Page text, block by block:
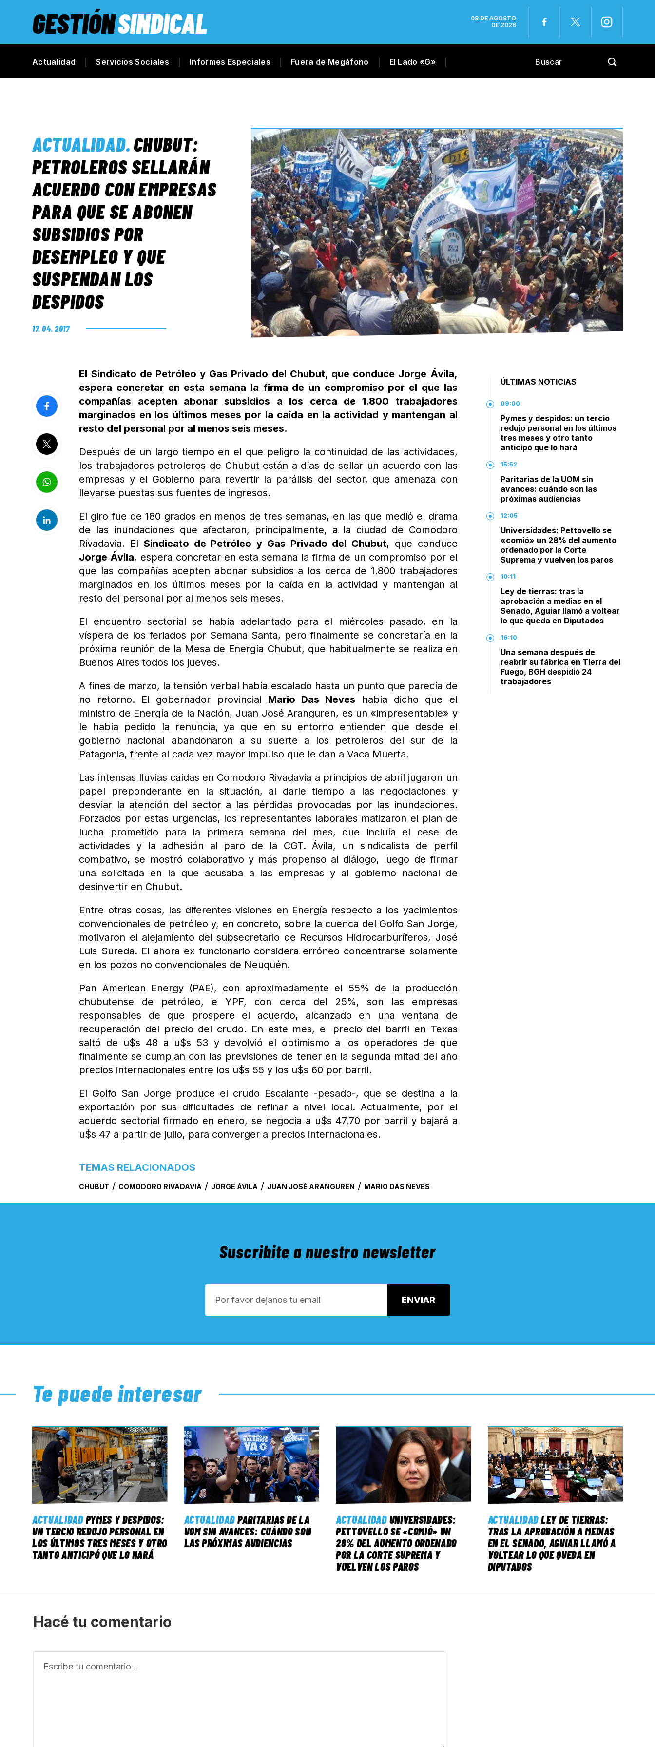
GESTIÓNSINDICAL
08 DE AGOSTO
DE 2026
Actualidad Servicios Sociales Informes Especiales Fuera de Megáfono El Lado «G»
ACTUALIDAD.CHUBUT:
PETROLEROS SELLARÁN
ACUERDO CON EMPRESAS
PARA QUE SE ABONEN
SUBSIDIOS POR
DESEMPLEO Y QUE
SUSPENDAN LOS
DESPIDOS
17. 04. 2017
El Sindicato de Petróleo y Gas Privado del Chubut, que conduce Jorge Ávila,
espera concretar en esta semana la firma de un compromiso por el que las
compañías acepten abonar subsidios a los cerca de 1.800 trabajadores
marginados en los últimos meses por la caída en la actividad y mantengan al
resto del personal por al menos seis meses.
Después de un largo tiempo en el que peligro la continuidad de las actividades,
los trabajadores petroleros de Chubut están a días de sellar un acuerdo con las
empresas y el Gobierno para revertir la parálisis del sector, que amenaza con
llevarse puestas sus fuentes de ingresos.
El giro fue de 180 grados en menos de tres semanas, en las que medió el drama
de las inundaciones que afectaron, principalmente, a la ciudad de Comodoro
Rivadavia. El Sindicato de Petróleo y Gas Privado del Chubut, que conduce
Jorge Ávila, espera concretar en esta semana la firma de un compromiso por el
que las compañías acepten abonar subsidios a los cerca de 1.800 trabajadores
marginados en los últimos meses por la caída en la actividad y mantengan al
resto del personal por al menos seis meses.
El encuentro sectorial se había adelantado para el miércoles pasado, en la
víspera de los feriados por Semana Santa, pero finalmente se concretaría en la
próxima reunión de la Mesa de Energía Chubut, que habitualmente se realiza en
Buenos Aires todos los jueves.
A fines de marzo, la tensión verbal había escalado hasta un punto que parecía de
no retorno. El gobernador provincial Mario Das Neves había dicho que el
ministro de Energía de la Nación, Juan José Aranguren, es un «impresentable» y
le había pedido la renuncia, ya que en su entorno entienden que desde el
gobierno nacional abandonaron a su suerte a los petroleros del sur de la
Patagonia, frente al cada vez mayor impulso que le dan a Vaca Muerta.
Las intensas lluvias caídas en Comodoro Rivadavia a principios de abril jugaron un
papel preponderante en la situación, al darle tiempo a las negociaciones y
desviar la atención del sector a las pérdidas provocadas por las inundaciones.
Forzados por estas urgencias, los representantes laborales matizaron el plan de
lucha prometido para la primera semana del mes, que incluía el cese de
actividades y la adhesión al paro de la CGT. Ávila, un sindicalista de perfil
combativo, se mostró colaborativo y más propenso al diálogo, luego de firmar
una solicitada en la que acusaba a las empresas y al gobierno nacional de
desinvertir en Chubut.
Entre otras cosas, las diferentes visiones en Energía respecto a los yacimientos
convencionales de petróleo y, en concreto, sobre la cuenca del Golfo San Jorge,
motivaron el alejamiento del subsecretario de Recursos Hidrocarburíferos, José
Luis Sureda. El ahora ex funcionario considera erróneo concentrarse solamente
en los pozos no convencionales de Neuquén.
Pan American Energy (PAE), con aproximadamente el 55% de la producción
chubutense de petróleo, e YPF, con cerca del 25%, son las empresas
responsables de que prospere el acuerdo, alcanzado en una ventana de
recuperación del precio del crudo. En este mes, el precio del barril en Texas
saltó de u$s 48 a u$s 53 y devolvió el optimismo a los operadores de que
finalmente se cumplan con las previsiones de tener en la segunda mitad del año
precios internacionales entre los u$s 55 y los u$s 60 por barril.
El Golfo San Jorge produce el crudo Escalante -pesado-, que se destina a la
exportación por sus dificultades de refinar a nivel local. Actualmente, por el
acuerdo sectorial firmado en enero, se negocia a u$s 47,70 por barril y bajará a
u$s 47 a partir de julio, para converger a precios internacionales.
TEMAS RELACIONADOS
CHUBUT / COMODORO RIVADAVIA / JORGE ÁVILA / JUAN JOSÉ ARANGUREN / MARIO DAS NEVES
ÚLTIMAS NOTICIAS
09:00
Pymes y despidos: un tercio
redujo personal en los últimos
tres meses y otro tanto
anticipó que lo hará
15:52
Paritarias de la UOM sin
avances: cuándo son las
próximas audiencias
12:05
Universidades: Pettovello se
«comió» un 28% del aumento
ordenado por la Corte
Suprema y vuelven los paros
10:11
Ley de tierras: tras la
aprobación a medias en el
Senado, Aguiar llamó a voltear
lo que queda en Diputados
16:10
Una semana después de
reabrir su fábrica en Tierra del
Fuego, BGH despidió 24
trabajadores
Suscribite a nuestro newsletter
Te puede interesar
ACTUALIDAD PYMES Y DESPIDOS:
UN TERCIO REDUJO PERSONAL EN
LOS ÚLTIMOS TRES MESES Y OTRO
TANTO ANTICIPÓ QUE LO HARÁ
ACTUALIDADPARITARIAS DE LA
UOM SIN AVANCES: CUÁNDO SON
LAS PRÓXIMAS AUDIENCIAS
ACTUALIDAD UNIVERSIDADES:
PETTOVELLO SE «COMIÓ» UN
28% DEL AUMENTO ORDENADO
POR LA CORTE SUPREMA Y
VUELVEN LOS PAROS
ACTUALIDADLEY DE TIERRAS:
TRAS LA APROBACIÓN A MEDIAS
EN EL SENADO, AGUIAR LLAMÓ A
VOLTEAR LO QUE QUEDA EN
DIPUTADOS
Hacé tu comentario